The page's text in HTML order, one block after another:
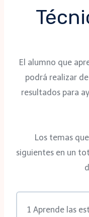
El alumno que
podrá realizar
resultados para
Los temas
siguientes en un
1 Aprende las